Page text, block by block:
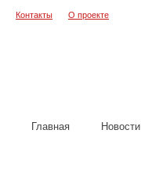
Контакты О проекте
Главная Новости